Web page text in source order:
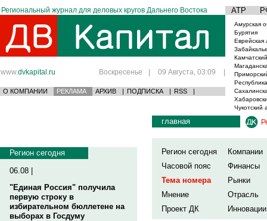
Региональный журнал для деловых кругов Дальнего Востока АТР
www.dvkapital.ru Воскресенье | 09 Августа, 03:09 |
О КОМПАНИИ РЕКЛАМА АРХИВ | ПОДПИСКА | RSS |
Амурская
Бурятия
Еврейская
Чукотский
Регион сегодня
06.08 |
"Единая Россия" получила
первую строку в
избирательном бюллетене на
выборах в Госдуму
главная
Регион сегодня
Компании
Часовой пояс
Финансы
Тема номера
Рынки
Мнение
Отрасль
Проект ДК
Инновации